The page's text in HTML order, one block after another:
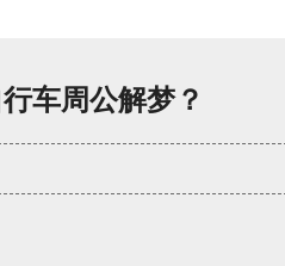
车周公解梦？